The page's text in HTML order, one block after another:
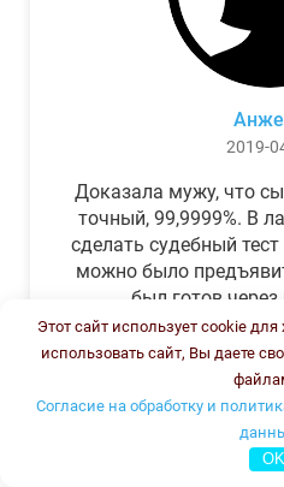
2019-
Доказала мужу, что
точный, 99,9999%. В
сделать судебный
можно было
был готов
обещали.Теперь муж
Этот сайт использует cookie
использовать сайт, Вы даете
Согласие на обработку и
OK